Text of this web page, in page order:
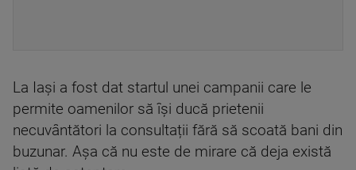
La Iași a fost dat startul unei campanii care le
permite oamenilor să își ducă prietenii
necuvântători la consultații fără să scoată bani din
buzunar. Așa că nu este de mirare că deja există